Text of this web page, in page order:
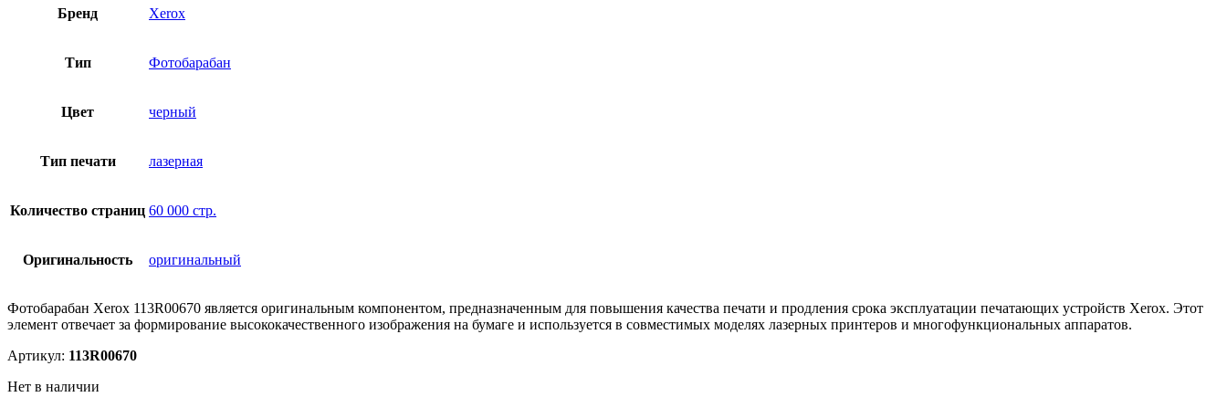
Бренд Xerox
Тип Фотобарабан
Цвет черный
Тип печати лазерная
Количество страниц 60 000 стр.
Оригинальность оригинальный
Фотобарабан Xerox 113R00670 является оригинальным компонентом, предназначенным для повышения качества печати и продления срока эксплуатации печатающих устройств Xerox. Этот
элемент отвечает за формирование высококачественного изображения на бумаге и используется в совместимых моделях лазерных принтеров и многофункциональных аппаратов.
Артикул: 113R00670
Нет в наличии